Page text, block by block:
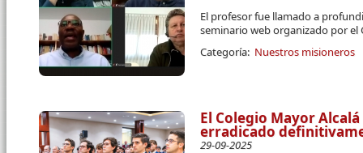
El profesor fue llamado a
seminario web organizado por el
Categoría: Nuestros misioneros
El Colegio Mayor
erradicado
29-09-2025